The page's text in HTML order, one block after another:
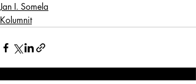
Jan I. Somela
Kolumnit